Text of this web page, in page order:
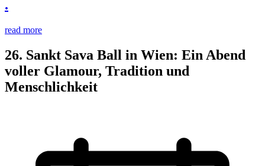
.
read more
26. Sankt Sava Ball in Wien: Ein Abend
voller Glamour, Tradition und
Menschlichkeit